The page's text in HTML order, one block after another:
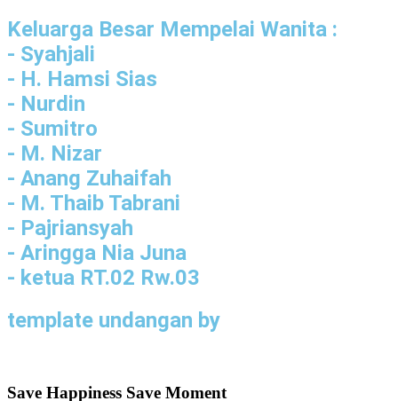
Keluarga Besar Mempelai Wanita :
- Syahjali
- H. Hamsi Sias
- Nurdin
- Sumitro
- M. Nizar
- Anang Zuhaifah
- M. Thaib Tabrani
- Pajriansyah
- Aringga Nia Juna
- ketua RT.02 Rw.03
template undangan by
Save Happiness Save Moment